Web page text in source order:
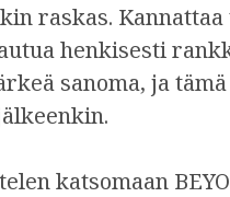
raskas. Kannattaa
henkisesti
sanoma, ja
katsomaan